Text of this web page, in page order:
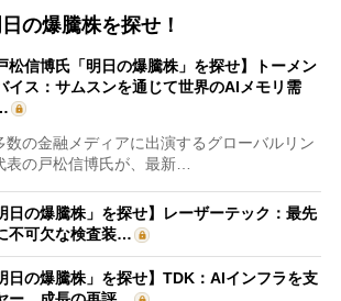
の爆騰株を探せ！
松信博氏「明日の爆騰株」を探せ】トーメン
イス：サムスンを通じて世界のAIメモリ需
の金融メディアに出演するグローバルリン
表の戸松信博氏が、最新…
日の爆騰株」を探せ】レーザーテック：最先
不可欠な検査装…
日の爆騰株」を探せ】TDK：AIインフラを支